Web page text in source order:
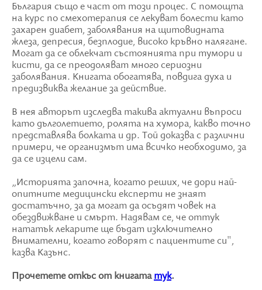
България също е част от този процес. С помощта
на курс по смехотерапия се лекуват болести като
захарен диабет, заболявания на щитовидната
жлеза, депресия, безплодие, високо кръвно налягане.
Могат да се облекчат състоянията при тумори и
кисти, да се преодоляват много сериозни
заболявания. Книгата обогатява, повдига духа и
предизвиква желание за действие.
В нея авторът изследва такива актуални въпроси
като дълголетието, ролята на хумора, какво точно
представлява болката и др. Той доказва с различни
примери, че организмът има всичко необходимо, за
да се изцели сам.
„Историята започна, когато реших, че дори най-
опитните медицински експерти не знаят
достатъчно, за да могат да осъдят човек на
обездвижване и смърт. Надявам се, че оттук
нататък лекарите ще бъдат изключително
внимателни, когато говорят с пациентите си",
казва Казънс.
Прочетете откъс от книгата тук.